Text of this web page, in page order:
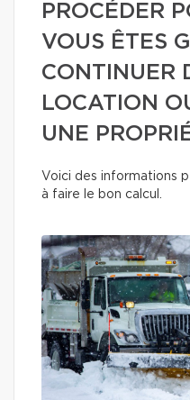
PROCÉDER
VOUS ÊTES
CONTINUER
LOCATION
UNE
Voici des informations
à faire le bon calcul.